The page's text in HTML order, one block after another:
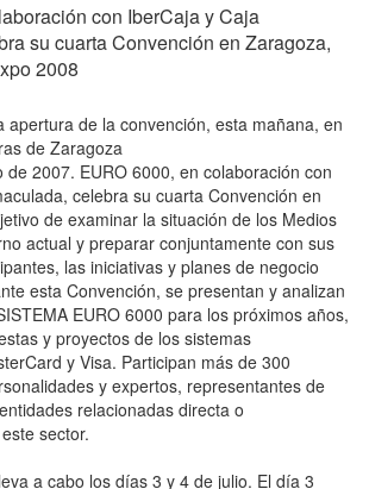
con IberCaja y Caja
su cuarta Convención en Zaragoza,
2008
apertura de la convención, esta mañana, en
de Zaragoza
2007. EURO 6000, en colaboración con
celebra su cuarta Convención en
de examinar la situación de los Medios
actual y preparar conjuntamente con sus
las iniciativas y planes de negocio
esta Convención, se presentan y analizan
EURO 6000 para los próximos años,
y proyectos de los sistemas
y Visa. Participan más de 300
y expertos, representantes de
relacionadas directa o
sector.
a cabo los días 3 y 4 de julio. El día 3